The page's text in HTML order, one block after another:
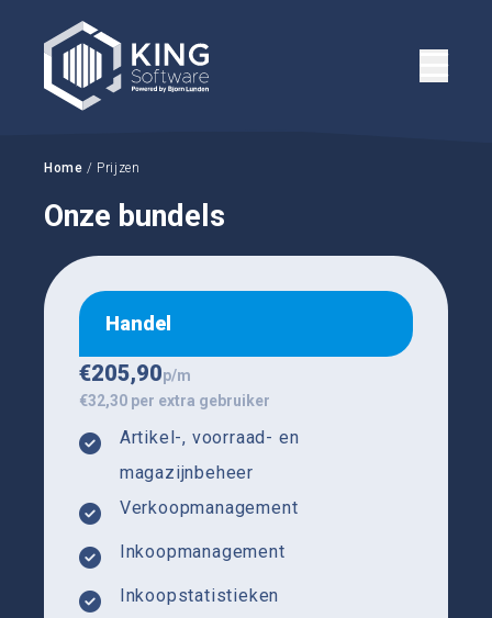
Home / Prijzen
Onze bundels
Handel
€205,90p/m
€32,30 per extra gebruiker
Artikel-, voorraad- en
magazijnbeheer
Verkoopmanagement
Inkoopmanagement
Inkoopstatistieken